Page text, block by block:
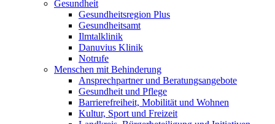
Gesundheit
Gesundheitsregion Plus
Gesundheitsamt
Ilmtalklinik
Danuvius Klinik
Notrufe
Menschen mit Behinderung
Ansprechpartner und Beratungsangebote
Gesundheit und Pflege
Barrierefreiheit, Mobilität und Wohnen
Kultur, Sport und Freizeit